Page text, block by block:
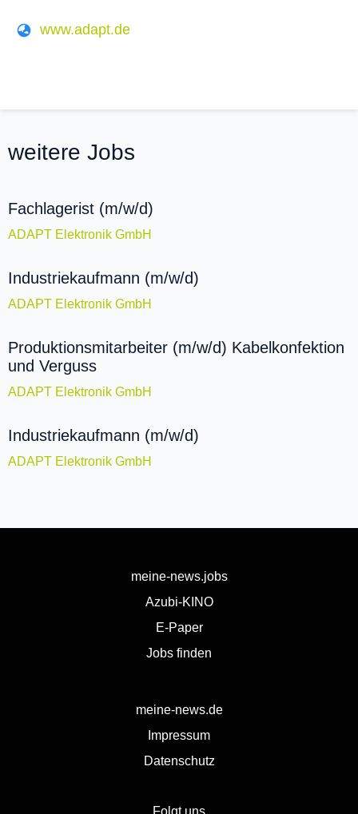
www.adapt.de
weitere Jobs
Fachlagerist (m/w/d)
ADAPT Elektronik GmbH
Industriekaufmann (m/w/d)
ADAPT Elektronik GmbH
Produktionsmitarbeiter (m/w/d) Kabelkonfektion
und Verguss
ADAPT Elektronik GmbH
Industriekaufmann (m/w/d)
ADAPT Elektronik GmbH
meine-news.jobs
Azubi-KINO
E-Paper
Jobs finden
meine-news.de
Impressum
Datenschutz